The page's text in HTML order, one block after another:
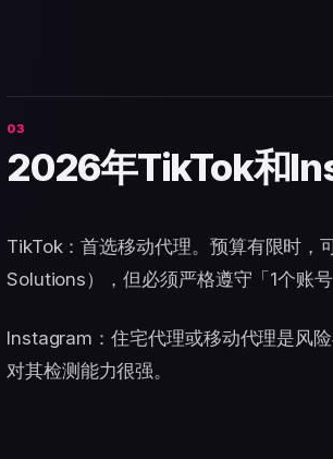
2026年TikTok和
TikTok：首选移动代理。预算有限时，
Solutions），但必须严格遵守「1个账号
Instagram：住宅代理或移动代理是风
对其检测能力很强。